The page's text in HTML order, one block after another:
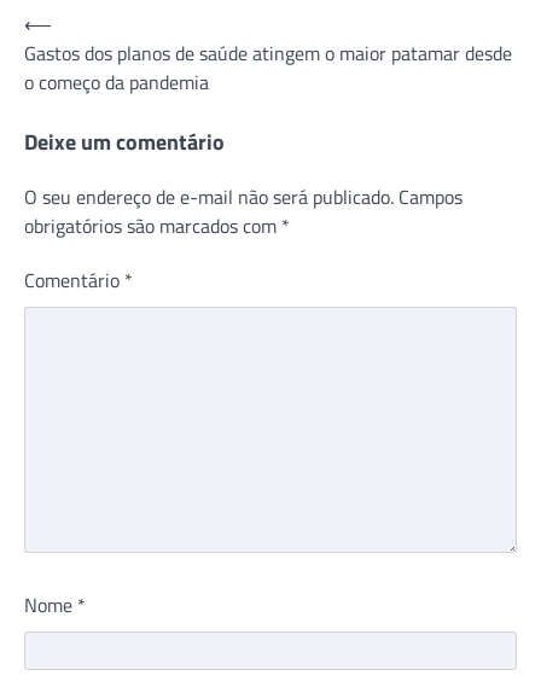
Navegação
de
Post
⟵
Gastos dos planos de saúde atingem o maior patamar desde
o começo da pandemia
Deixe um comentário
O seu endereço de e-mail não será publicado. Campos
obrigatórios são marcados com *
Comentário *
Nome *